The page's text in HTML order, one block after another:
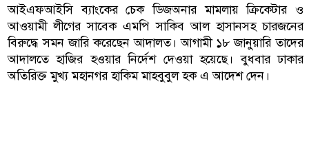
আইএফআইসি ব্যাংকের চেক ডিজঅনার মামলায় ক্রিকেটার ও
আওয়ামী লীগের সাবেক এমপি সাকিব আল হাসানসহ চারজনের
বিরুদ্ধে সমন জারি করেছেন আদালত। আগামী ১৮ জানুয়ারি তাদের
আদালতে হাজির হওয়ার নির্দেশ দেওয়া হয়েছে। বুধবার ঢাকার
অতিরিক্ত মুখ্য মহানগর হাকিম মাহবুবুল হক এ আদেশ দেন।